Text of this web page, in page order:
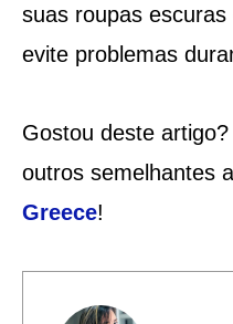
suas roupas
evite problemas
Gostou deste
outros semelhantes
Greece!